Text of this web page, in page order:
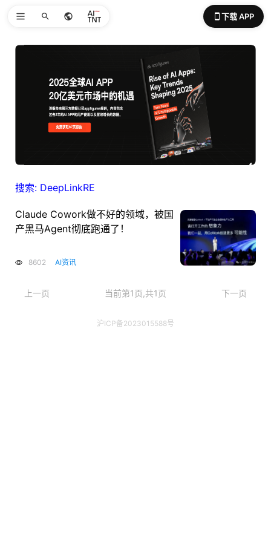
下载 APP
搜索: DeepLinkRE
Claude Cowork做不好的领域，被国
产黑马Agent彻底跑通了！
8602 AI资讯
上一页 当前第1页,共1页 下一页
沪ICP备2023015588号